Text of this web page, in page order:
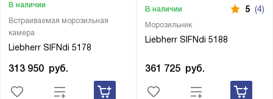
Встраиваемая морозильная
камера
Liebherr SIFNdi 5178
В наличии
313 950 руб.
Морозильник
Liebherr SIFNdi 5188
В наличии 5 (4)
361 725 руб.